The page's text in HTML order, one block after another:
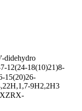
didehydro
12(24-18(10)21)8-
15(20)26-
9H2,2H3